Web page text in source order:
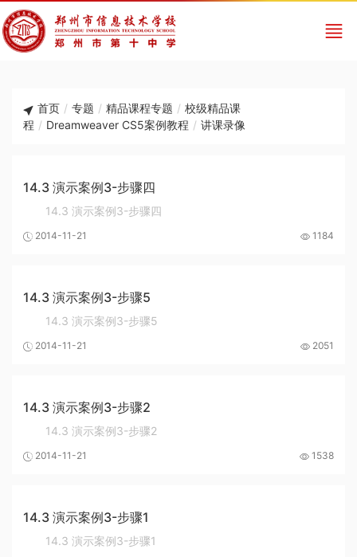
首页 / 专题 / 精品课程专题 / 校级精品课
程 / Dreamweaver CS5案例教程 / 讲课录像
14.3 演示案例3-步骤四
14.3 演示案例3-步骤四
2014-11-21 1184
14.3 演示案例3-步骤5
14.3 演示案例3-步骤5
2014-11-21 2051
14.3 演示案例3-步骤2
14.3 演示案例3-步骤2
2014-11-21 1538
14.3 演示案例3-步骤1
14.3 演示案例3-步骤1